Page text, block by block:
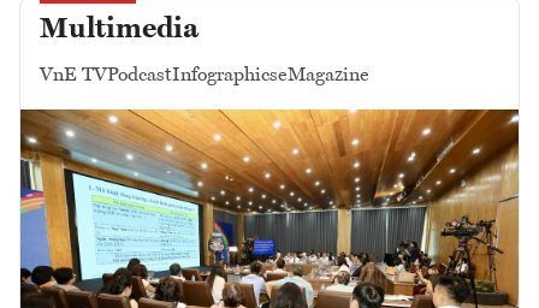
Multimedia
VnE TVPodcastInfographicseMagazine